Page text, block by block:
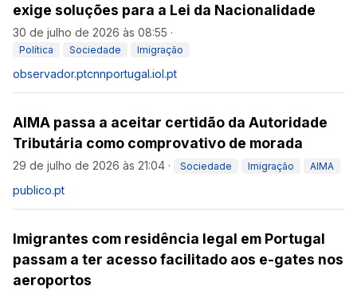
exige soluções para a Lei da Nacionalidade
30 de julho de 2026 às 08:55 ·
Política Sociedade Imigração
observador.ptcnnportugal.iol.pt
AIMA passa a aceitar certidão da Autoridade
Tributária como comprovativo de morada
29 de julho de 2026 às 21:04 · Sociedade Imigração AIMA
publico.pt
Imigrantes com residência legal em Portugal
passam a ter acesso facilitado aos e-gates nos
aeroportos